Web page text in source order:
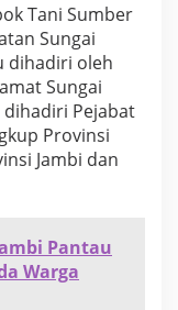
Tani Sumber
Sungai
dihadiri oleh
Sungai
dihadiri Pejabat
Provinsi
Jambi dan
Pantau
Warga